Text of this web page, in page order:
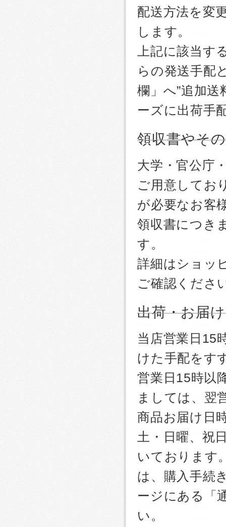
配送方法を変
します。
上記に該当
らの発送手配
欄」へ”追加
ーズに出荷手
領収書やそ
大学・官公庁
ご用意してお
が必要なお客
領収書につき
す。
詳細はショッ
ご確認くださ
出荷・お届
当店営業日15
けた手配をす
営業日15時以
ましては、翌
商品お届け日
土・日曜、祝
いております
は、購入手続
ージにある「
い。